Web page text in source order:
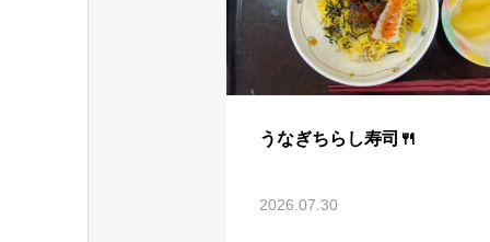
うなぎちらし寿司🍴
2026.07.30